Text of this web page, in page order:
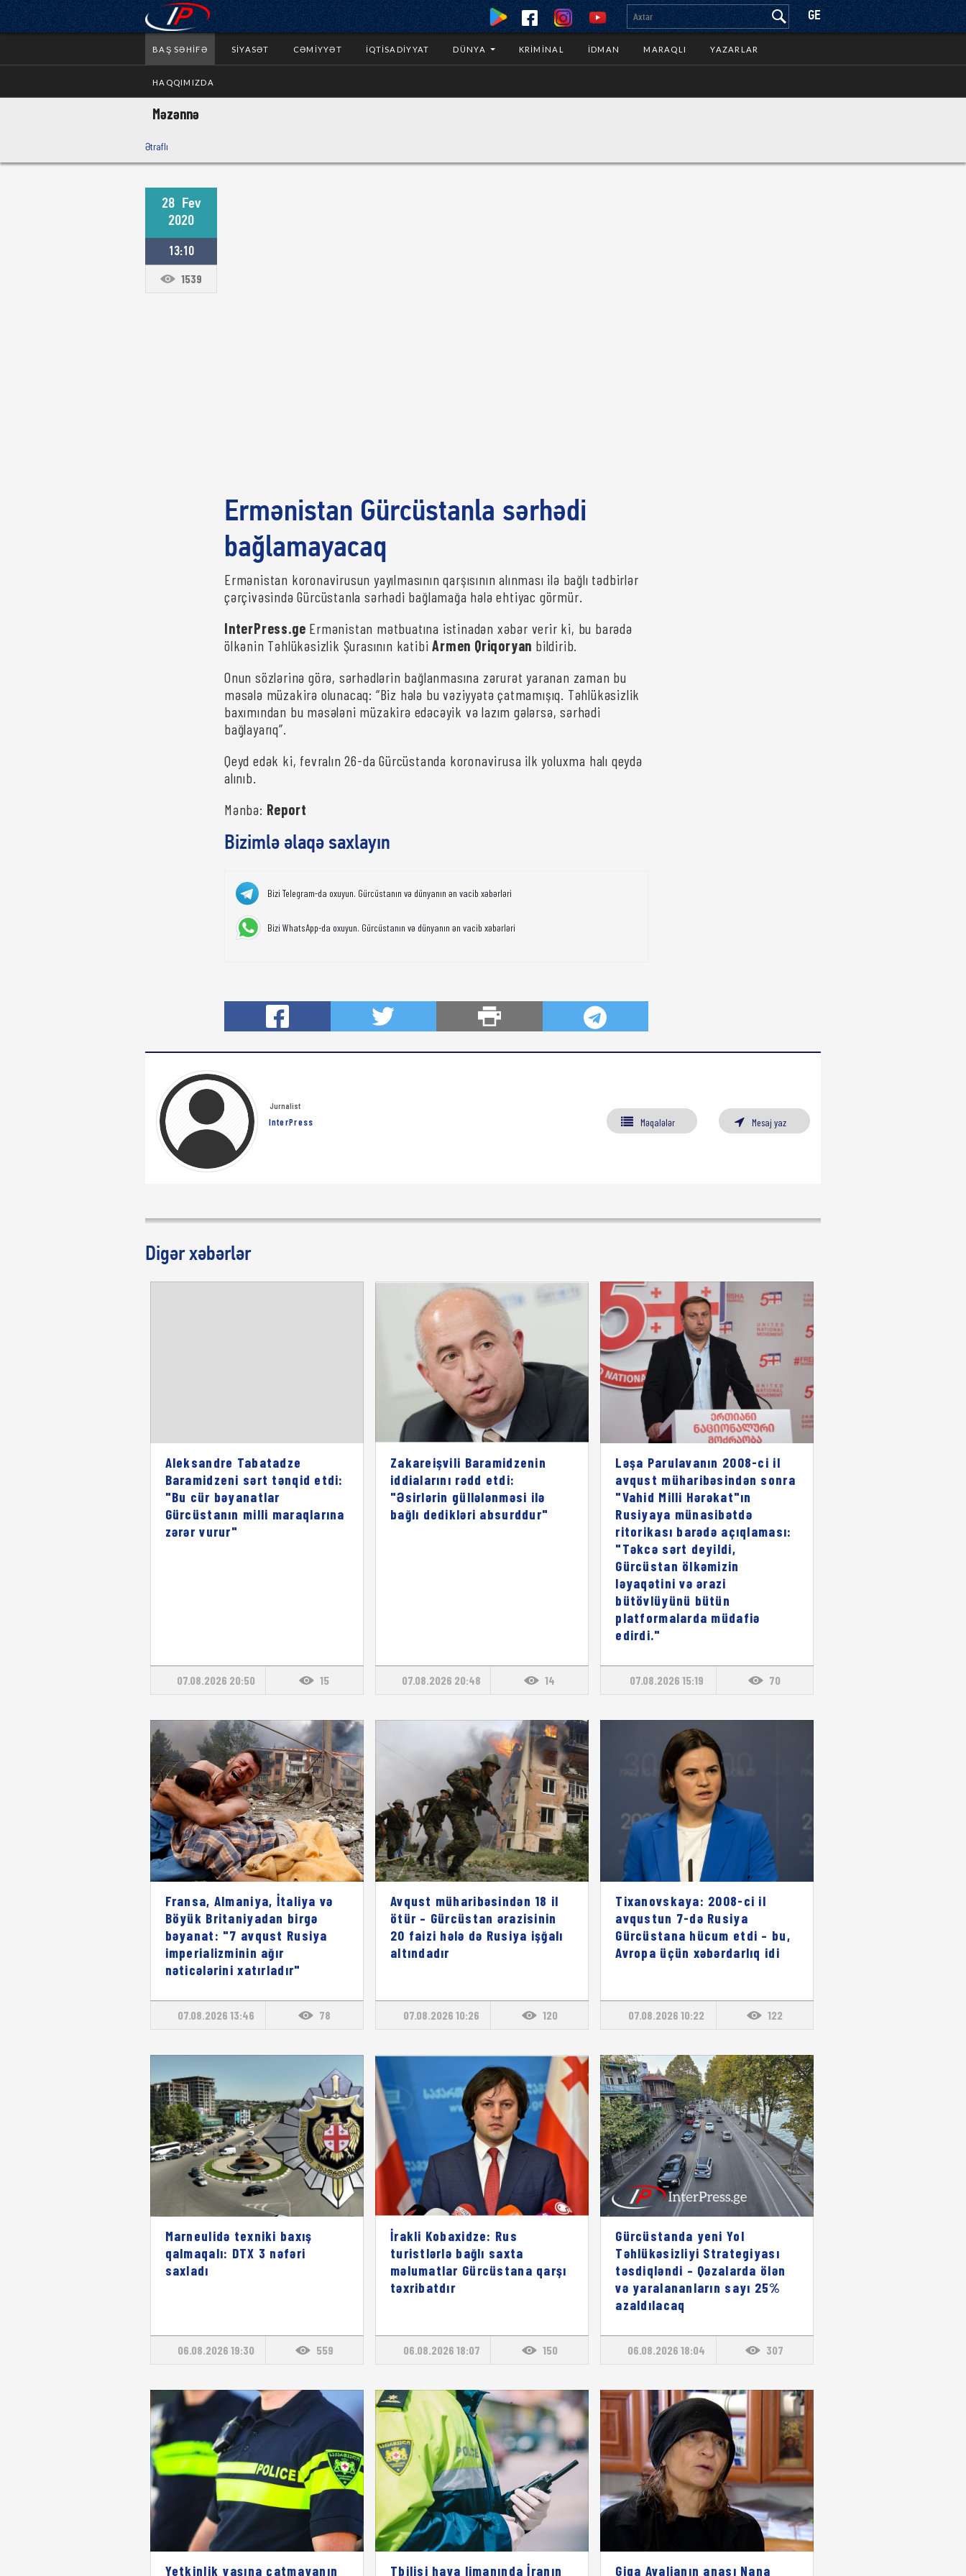
GE
BAŞ SƏHIFƏ SIYASƏT CƏMIYYƏT İQTISADIYYAT DÜNYA KRIMINAL İDMAN MARAQLI YAZARLAR
HAQQIMIZDA
Məzənnə
Ətraflı
28 Fev
2020
13:10
1539
Ermənistan Gürcüstanla sərhədi
bağlamayacaq
Ermənistan koronavirusun yayılmasının qarşısının alınması ilə bağlı tədbirlər
çərçivəsində Gürcüstanla sərhədi bağlamağa hələ ehtiyac görmür.
InterPress.ge Ermənistan mətbuatına istinadən xəbər verir ki, bu barədə
ölkənin Təhlükəsizlik Şurasının katibiArmen Qriqoryan bildirib.
Onun sözlərinə görə, sərhədlərin bağlanmasına zərurət yaranan zaman bu
məsələ müzakirə olunacaq: “Biz hələ bu vəziyyətə çatmamışıq. Təhlükəsizlik
baxımından bu məsələni müzakirə edəcəyik və lazım gələrsə, sərhədi
bağlayarıq”.
Qeyd edək ki, fevralın 26-da Gürcüstanda koronavirusa ilk yoluxma halı qeydə
alınıb.
Mənbə: Report
Bizimlə əlaqə saxlayın
Bizi Telegram-da oxuyun. Gürcüstanın və dünyanın ən vacib xəbərləri
Bizi WhatsApp-da oxuyun. Gürcüstanın və dünyanın ən vacib xəbərləri
Jurnalist
InterPress Məqalələr Mesaj yaz
Digər xəbərlər
Aleksandre Tabatadze
Baramidzeni sərt tənqid etdi:
"Bu cür bəyanatlar
Gürcüstanın milli maraqlarına
zərər vurur"
07.08.2026 20:50 15
Zakareişvili Baramidzenin
iddialarını rədd etdi:
"Əsirlərin güllələnməsi ilə
bağlı dedikləri absurddur"
07.08.2026 20:48 14
Ləşa Parulavanın 2008-ci il
avqust müharibəsindən sonra
"Vahid Milli Hərəkat"ın
Rusiyaya münasibətdə
ritorikası barədə açıqlaması:
"Təkcə sərt deyildi,
Gürcüstan ölkəmizin
ləyaqətini və ərazi
bütövlüyünü bütün
platformalarda müdafiə
edirdi."
07.08.2026 15:19 70
Fransa, Almaniya, İtaliya və
Böyük Britaniyadan birgə
bəyanat: "7 avqust Rusiya
imperializminin ağır
nəticələrini xatırladır"
07.08.2026 13:46 78
Avqust müharibəsindən 18 il
ötür – Gürcüstan ərazisinin
20 faizi hələ də Rusiya işğalı
altındadır
07.08.2026 10:26 120
Tixanovskaya: 2008-ci il
avqustun 7-də Rusiya
Gürcüstana hücum etdi – bu,
Avropa üçün xəbərdarlıq idi
07.08.2026 10:22 122
Marneulidə texniki baxış
qalmaqalı: DTX 3 nəfəri
saxladı
06.08.2026 19:30 559
İrakli Kobaxidze: Rus
turistlərlə bağlı saxta
məlumatlar Gürcüstana qarşı
təxribatdır
06.08.2026 18:07 150
Gürcüstanda yeni Yol
Təhlükəsizliyi Strategiyası
təsdiqləndi – Qəzalarda ölən
və yaralananların sayı 25%
azaldılacaq
06.08.2026 18:04 307
Yetkinlik yaşına çatmayanın Tbilisi hava limanında İranın Giga Avalianın anası Nana